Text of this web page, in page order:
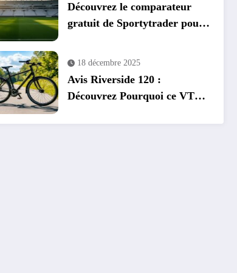
Découvrez le comparateur
gratuit de Sportytrader pour
18 décembre 2025
Avis Riverside 120 :
Découvrez Pourquoi ce VTC